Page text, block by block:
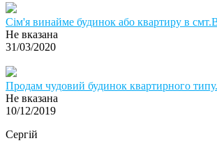
Сім'я винайме будинок або квартиру в
Не вказана
31/03/2020
Продам чудовий будинок квартирного типу.
Не вказана
10/12/2019
Сергій